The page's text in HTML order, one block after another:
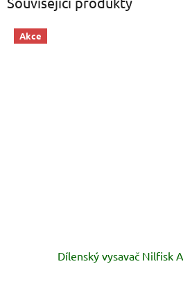
Akce
Dílenský vysavač Nilfisk